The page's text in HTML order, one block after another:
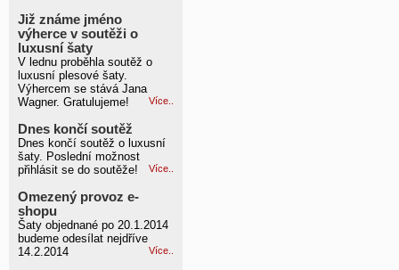
Již známe jméno
výherce v soutěži o
luxusní šaty
V lednu proběhla soutěž o
luxusní plesové šaty.
Výhercem se stává Jana
Wagner. Gratulujeme!
Více..
Dnes končí soutěž
Dnes končí soutěž o luxusní
šaty. Poslední možnost
přihlásit se do soutěže!
Více..
Omezený provoz e-
shopu
Šaty objednané po 20.1.2014
budeme odesílat nejdříve
14.2.2014
Více..